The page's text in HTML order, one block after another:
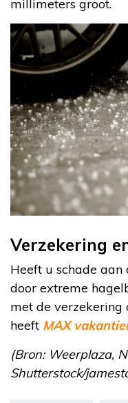
millimeters groot.
Verzekering
Heeft u schade
door extreme
met de verzekering
heeft MAX
(Bron: Weerplaza,
Shutterstock/